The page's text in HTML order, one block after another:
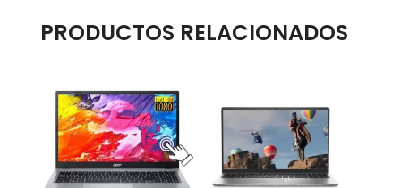
PRODUCTOS RELACIONADOS